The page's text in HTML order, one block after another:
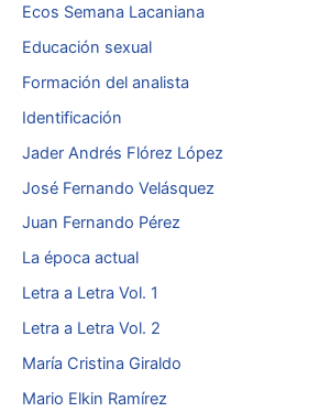
Ecos Semana Lacaniana
Educación sexual
Formación del analista
Identificación
Jader Andrés Flórez López
José Fernando Velásquez
Juan Fernando Pérez
La época actual
Letra a Letra Vol. 1
Letra a Letra Vol. 2
María Cristina Giraldo
Mario Elkin Ramírez